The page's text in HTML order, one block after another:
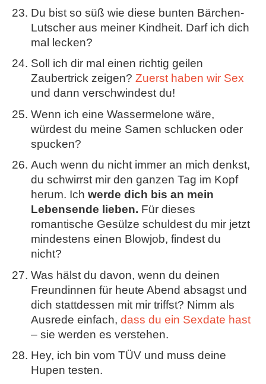
Du bist so süß wie diese bunten Bärchen-
Lutscher aus meiner Kindheit. Darf ich dich
mal lecken?
Soll ich dir mal einen richtig geilen
Zaubertrick zeigen? Zuerst haben wir Sex
und dann verschwindest du!
Wenn ich eine Wassermelone wäre,
würdest du meine Samen schlucken oder
spucken?
Auch wenn du nicht immer an mich denkst,
du schwirrst mir den ganzen Tag im Kopf
herum. Ich werde dich bis an mein
Lebensende lieben. Für dieses
romantische Gesülze schuldest du mir jetzt
mindestens einen Blowjob, findest du
nicht?
Was hälst du davon, wenn du deinen
Freundinnen für heute Abend absagst und
dich stattdessen mit mir triffst? Nimm als
Ausrede einfach, dass du ein Sexdate hast
– sie werden es verstehen.
Hey, ich bin vom TÜV und muss deine
Hupen testen.